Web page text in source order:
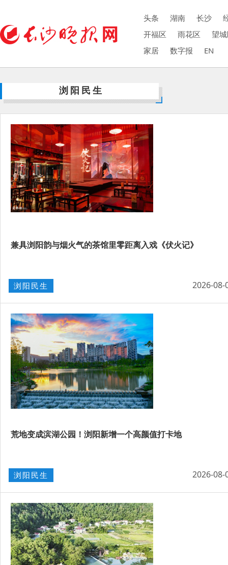
头条 湖南 长沙
开福区
雨花区
望
家居
数字报 EN
浏阳民生
兼具浏阳韵与烟火气的茶馆里零距离入戏《伏火记》
浏阳民生 2026-08-
荒地变成滨湖公园！浏阳新增一个高颜值打卡地
浏阳民生 2026-08-